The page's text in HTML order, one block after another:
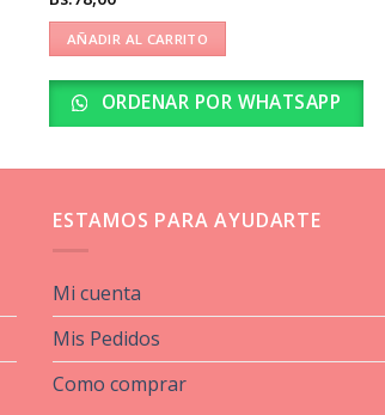
AÑADIR AL CARRITO
ORDENAR POR WHATSAPP
ESTAMOS PARA AYUDARTE
Mi cuenta
Mis Pedidos
Como comprar